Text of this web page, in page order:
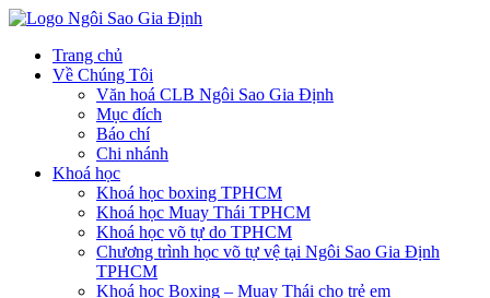
Trang chủ
Về Chúng Tôi
Văn hoá CLB Ngôi Sao Gia Định
Mục đích
Báo chí
Chi nhánh
Khoá học
Khoá học boxing TPHCM
Khoá học Muay Thái TPHCM
Khoá học võ tự do TPHCM
Chương trình học võ tự vệ tại Ngôi Sao Gia Định
TPHCM
Khoá học Boxing – Muay Thái cho trẻ em